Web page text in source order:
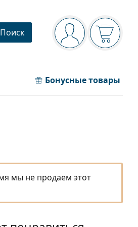
Панель навигации
Вы вошли вВаша
Поиск
Бонусные товары
мы не продаем этот